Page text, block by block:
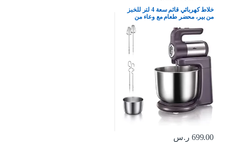
خلاط كهربائي قائم سعة 4 لتر للخبز
من بير، محضر طعام مع وعاء من
الستانلس ستيل – خلاط محمول باليد
300 واط، 5 سرعات لخفق البيض
والعجين والكريمة للمطبخ والمنزل
699.00 ر.س